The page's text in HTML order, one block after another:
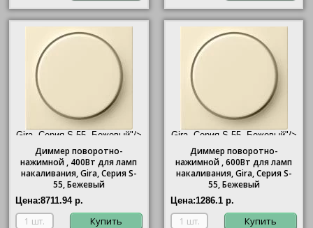
Gira, Серия S-55, Бежевый"/>
Диммер поворотно-
нажимной , 400Вт для ламп
накаливания,Gira, Серия S-
55, Бежевый
Цена:8711.94 р.
Купить
Gira, Серия S-55, Бежевый"/>
Диммер поворотно-
нажимной , 600Вт для ламп
накаливания,Gira, Серия S-
55, Бежевый
Цена:1286.1 р.
Купить